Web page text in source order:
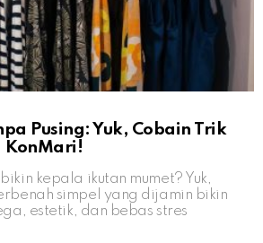
Pusing: Yuk, Cobain Trik
KonMari!
kepala ikutan mumet? Yuk,
simpel yang dijamin bikin
estetik, dan bebas stres